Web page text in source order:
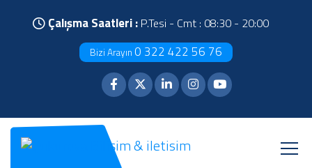
Çalışma Saatleri : P.Tesi - Cmt : 08:30 - 20:00
Bizi Arayın 0 322 422 56 76